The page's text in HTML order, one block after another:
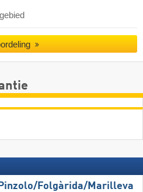
​Folgàrida/​Marilleva